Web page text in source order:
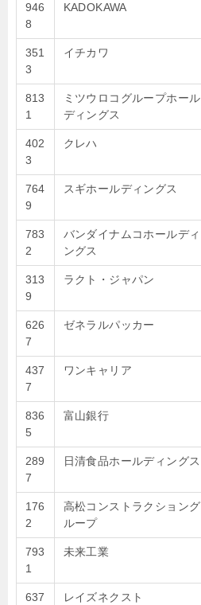
946
8
KADOKAWA
351
3
イチカワ
813
1
ミツウロコグループホール
ディングス
402
3
クレハ
764
9
スギホールディングス
783
2
バンダイナムコホールディ
ングス
313
9
ラクト・ジャパン
626
7
ゼネラルパッカー
437
7
ワンキャリア
836
5
富山銀行
289
7
日清食品ホールディングス
176
2
高松コンストラクショング
ループ
793
1
未来工業
637 レイズネクスト